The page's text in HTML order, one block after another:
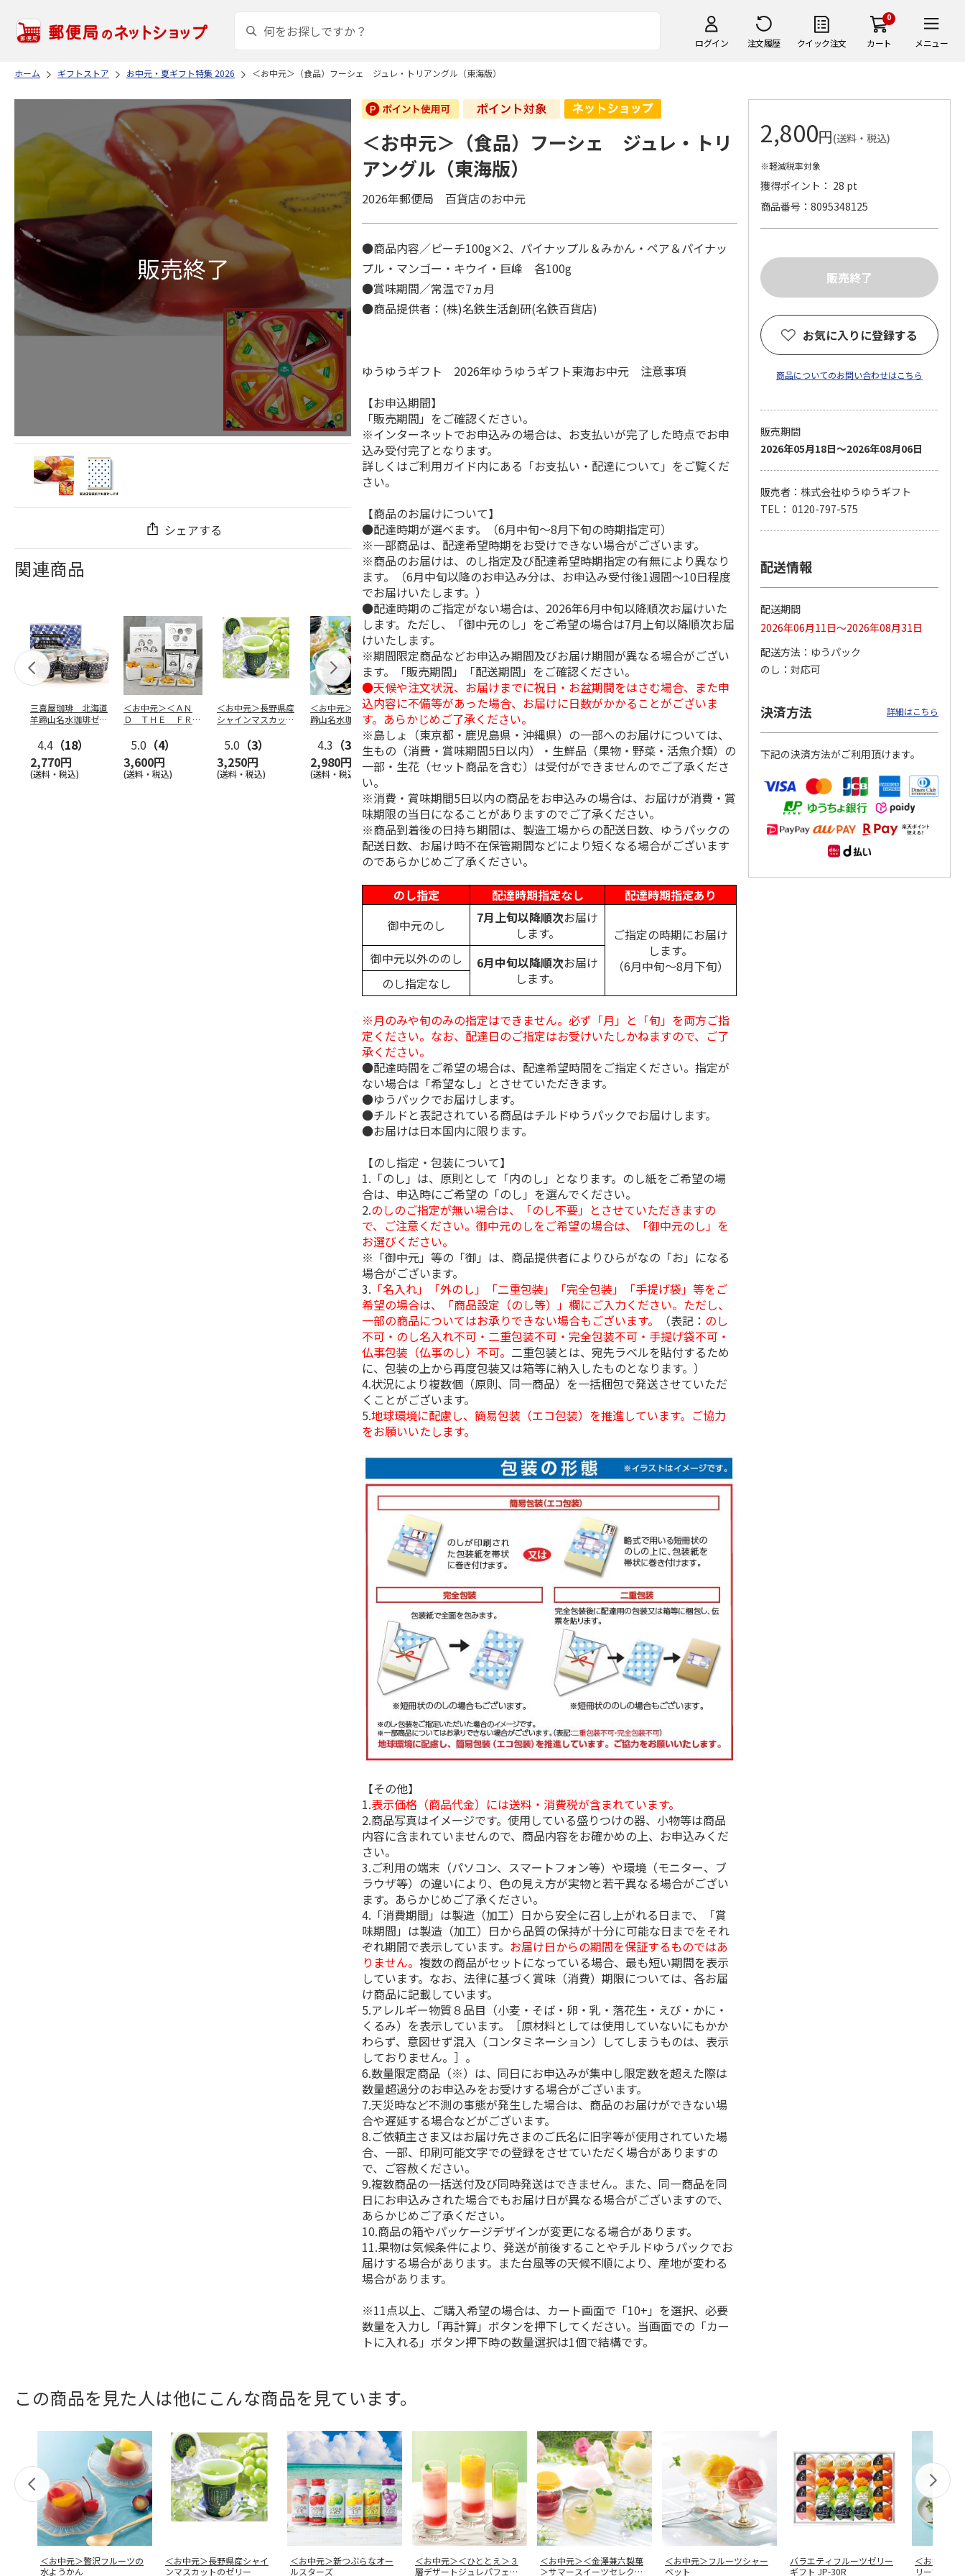
ログイン 注文履歴 クイック注文
0
カート メニュー
ホーム ギフトストア お中元・夏ギフト特集 2026 ＜お中元＞（食品）フーシェ ジュレ・トリアングル（東海版）
シェアする
関連商品
三喜屋珈琲 北海道
羊蹄山名水珈琲ゼリ
4.4 （18）
2,770円
(送料・税込)
＜お中元＞＜ＡＮ
Ｄ ＴＨＥ ＦＲＩ
ト５種
…
5.0 （4）
3,600円
(送料・税込)
＜お中元＞長野県産
シャインマスカット
5.0 （3）
3,250円
(送料・税込)
＜お中元＞北海道羊
蹄山名水珈琲ゼリー
4.3 （3）
2,980円
(送料・税込)
＜お中元＞＜ひとと
え＞３層デザートジ
ュレパフェ～国産フ
ルー…
4.7（10）
2,980円
(送料・税込)
＜お中元＞＜銀座千
疋屋＞銀座ゼリー９
個
5.0（5）
3,240円
(送料・税込)
バンホーテン「チョ
ーション」
30g×21…
4,980円
(送料・税込)
＜沼津深海プリン工
プリンセット
3,900円
(送料・税込)
【冷凍】三國シェフ
推奨 2種のブリュレ
6個セット(クレー…
4,320円
＜お中元＞＜ねんり
ん家＞夏限定 ひと
くちバーム詰合せ
3,980円
(送料・税込)
＜お中元＞（食品）フーシェ ジュレ・トリ
アングル（東海版）
2026年郵便局 百貨店のお中元
●商品内容／ピーチ100g×2、パイナップル＆みかん・ペア＆パイナッ
プル・マンゴー・キウイ・巨峰 各100g
●賞味期間／常温で7ヵ月
●商品提供者：(株)名鉄生活創研(名鉄百貨店)
ゆうゆうギフト 2026年ゆうゆうギフト東海お中元 注意事項
【お申込期間】
「販売期間」をご確認ください。
※インターネットでお申込みの場合は、お支払いが完了した時点でお申
込み受付完了となります。
詳しくはご利用ガイド内にある「お支払い・配達について」をご覧くだ
さい。
【商品のお届けについて】
●配達時期が選べます。（6月中旬～8月下旬の時期指定可）
※一部商品は、配達希望時期をお受けできない場合がございます。
※商品のお届けは、のし指定及び配達希望時期指定の有無により異なり
ます。（6月中旬以降のお申込み分は、お申込み受付後1週間～10日程度
でお届けいたします。）
●配達時期のご指定がない場合は、2026年6月中旬以降順次お届けいた
します。ただし、「御中元のし」をご希望の場合は7月上旬以降順次お届
けいたします。
※期間限定商品などお申込み期間及びお届け期間が異なる場合がござい
ます。「販売期間」「配送期間」をご確認ください。
●天候や注文状況、お届けまでに祝日・お盆期間をはさむ場合、また申
込内容に不備等があった場合、お届けに日数がかかることがございま
す。あらかじめご了承ください。
※島しょ（東京都・鹿児島県・沖縄県）の一部へのお届けについては、
生もの（消費・賞味期間5日以内）・生鮮品（果物・野菜・活魚介類）の
一部・生花（セット商品を含む）は受付ができませんのでご了承くださ
い。
※消費・賞味期間5日以内の商品をお申込みの場合は、お届けが消費・賞
味期限の当日になることがありますのでご了承ください。
※商品到着後の日持ち期間は、製造工場からの配送日数、ゆうパックの
配送日数、お届け時不在保管期間などにより短くなる場合がございます
のであらかじめご了承ください。
のし指定
配達時期指定なし
配達時期指定あり
御中元のし
7月上旬以降順次お届け
します。
ご指定の時期にお届け
します。
（6月中旬～8月下旬）
御中元以外ののし 6月中旬以降順次お届け
します。
のし指定なし
※月のみや旬のみの指定はできません。必ず「月」と「旬」を両方ご指
定ください。なお、配達日のご指定はお受けいたしかねますので、ご了
承ください。
●配達時間をご希望の場合は、配達希望時間をご指定ください。指定が
ない場合は「希望なし」とさせていただきます。
●ゆうパックでお届けします。
●チルドと表記されている商品はチルドゆうパックでお届けします。
●お届けは日本国内に限ります。
【のし指定・包装について】
1.「のし」は、原則として「内のし」となります。のし紙をご希望の場
合は、申込時にご希望の「のし」を選んでください。
2.のしのご指定が無い場合は、「のし不要」とさせていただきますの
で、ご注意ください。御中元のしをご希望の場合は、「御中元のし」を
お選びください。
※「御中元」等の「御」は、商品提供者によりひらがなの「お」になる
場合がございます。
3. 「名入れ」「外のし」「二重包装」「完全包装」「手提げ袋」等をご
希望の場合は、「商品設定（のし等）」欄にご入力ください。ただし、
一部の商品についてはお承りできない場合もございます。
（表記： のし
不可・のし名入れ不可・二重包装不可・完全包装不可・手提げ袋不可・
仏事包装（仏事のし）不可。 二重包装とは、宛先ラベルを貼付するため
に、包装の上から再度包装又は箱等に納入したものとなります。）
4.状況により複数個（原則、同一商品）を一括梱包で発送させていただ
くことがございます。
5.地球環境に配慮し、簡易包装（エコ包装）を推進しています。ご協力
をお願いいたします。
【その他】
1.表示価格（商品代金）には送料・消費税が含まれています。
2.商品写真はイメージです。使用している盛りつけの器、小物等は商品
内容に含まれていませんので、商品内容をお確かめの上、お申込みくだ
さい。
3.ご利用の端末（パソコン、スマートフォン等）や環境（モニター、ブ
ラウザ等）の違いにより、色の見え方が実物と若干異なる場合がござい
ます。あらかじめご了承ください。
4.「消費期間」は製造（加工）日から安全に召し上がれる日まで、「賞
味期間」は製造（加工）日から品質の保持が十分に可能な日までをそれ
ぞれ期間で表示しています。 お届け日からの期間を保証するものではあ
りません。複数の商品がセットになっている場合、最も短い期間を表示
しています。なお、法律に基づく賞味（消費）期限については、各お届
け商品に記載しています。
5.アレルギー物質８品目（小麦・そば・卵・乳・落花生・えび・かに・
くるみ）を表示しています。［原材料としては使用していないにもかか
わらず、意図せず混入（コンタミネーション）してしまうものは、表示
しておりません。］。
6.数量限定商品（※）は、同日にお申込みが集中し限定数を超えた際は
数量超過分のお申込みをお受けする場合がございます。
7.天災時など不測の事態が発生した場合は、商品のお届けができない場
合や遅延する場合などがございます。
8.ご依頼主さま又はお届け先さまのご氏名に旧字等が使用されていた場
合、一部、印刷可能文字での登録をさせていただく場合がありますの
で、ご容赦ください。
9.複数商品の一括送付及び同時発送はできません。また、同一商品を同
日にお申込みされた場合でもお届け日が異なる場合がございますので、
あらかじめご了承ください。
10.商品の箱やパッケージデザインが変更になる場合があります。
11.果物は気候条件により、発送が前後することやチルドゆうパックでお
届けする場合があります。また台風等の天候不順により、産地が変わる
場合があります。
※11点以上、ご購入希望の場合は、カート画面で「10+」を選択、必要
数量を入力し「再計算」ボタンを押下してください。当画面での「カー
トに入れる」ボタン押下時の数量選択は1個で結構です。
2,800円(送料・税込)
※軽減税率対象
獲得ポイント： 28 pt
商品番号
8095348125
お気に入りに登録する
商品についてのお問い合わせはこちら
販売期間
2026年05月18日～2026年08月06日
販売者：株式会社ゆうゆうギフト
TEL： 0120-797-575
配送情報
配送期間
2026年06月11日～2026年08月31日
配送方法
ゆうパック
のし
対応可
決済方法 詳細はこちら
下記の決済方法がご利用頂けます。
この商品を見た人は他にこんな商品を見ています。
＜お中元＞贅沢フルーツの
水ようかん
＜お中元＞長野県産シャイ
ンマスカットのゼリー
＜お中元＞新つぶらなオー
ルスターズ
＜お中元＞＜ひととえ＞３
層デザートジュレパフェ～
＜お中元＞＜金澤兼六製菓
＞サマースイーツセレクシ
＜お中元＞フルーツシャー
ベット
バラエティフルーツゼリー
ギフト JP-30R
＜お中元＞
リー詰合せ